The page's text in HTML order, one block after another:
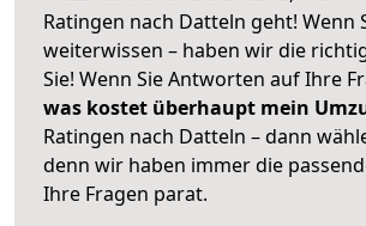
Ratingen nach Datteln geht! Wenn
weiterwissen – haben wir die
Sie! Wenn Sie Antworten auf Ihre
was kostet überhaupt mein
Ratingen nach Datteln – dann
denn wir haben immer die
Ihre Fragen parat.